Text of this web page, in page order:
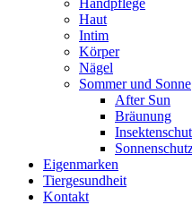
Haut
Intim
Körper
Nägel
Sommer und Sonne
After Sun
Bräunung
Eigenmarken
Tiergesundheit
Kontakt